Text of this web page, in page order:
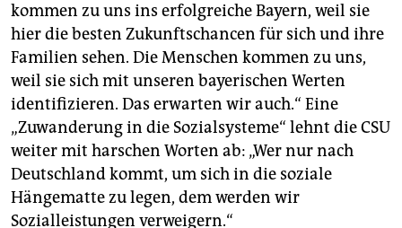
kommen zu uns ins erfolgreiche Bayern, weil sie
hier die besten Zukunftschancen für sich und ihre
Familien sehen. Die Menschen kommen zu uns,
weil sie sich mit unseren bayerischen Werten
identifizieren. Das erwarten wir auch.“ Eine
„Zuwanderung in die Sozialsysteme“ lehnt die CSU
weiter mit harschen Worten ab: „Wer nur nach
Deutschland kommt, um sich in die soziale
Hängematte zu legen, dem werden wir
Sozialleistungen verweigern.“